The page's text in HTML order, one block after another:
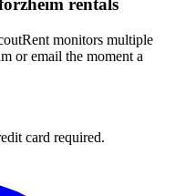
rentals
monitors multiple
or email the moment a
card required.